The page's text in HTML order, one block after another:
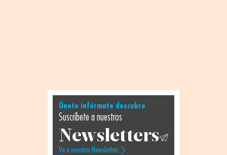
Únete infórmate descubre
Suscríbete a nuestros
Newsletters
Ve a nuestros Newsletters